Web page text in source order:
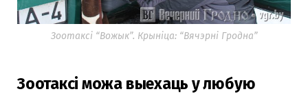
Зоотаксі “Вожык”. Крыніца: “Вячэрні Гродна”
Зоотаксі можа выехаць у любую